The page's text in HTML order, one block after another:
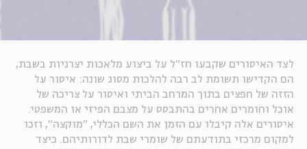
לצד האיסורים שקבעו חז"ל על ביצוע מלאכות יצרניות בשבת,
הם הקדישו תשומת לב רבה להלכות מסוג שונה: איסור על
הזזה של חפצים בתוך המרחב הביתי ואיסור על צריכה של
אוכל וחומרים אחרים בהתבסס על מצבם הפיזי או המשפטי.
איסורים אלה קיבלו עם הזמן את השם הכללי, "מוקצה", וזכו
למקום מרכזי בתודעתם של שומרי שבת לדורותיהם. כיצד